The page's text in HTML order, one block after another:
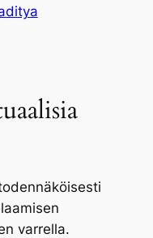
varrella.